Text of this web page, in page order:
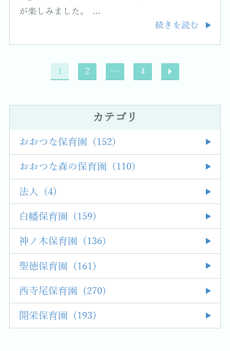
が楽しみました。 ...
続きを読む
1 2 … 4
カテゴリ
おおつな保育園 (152)
おおつな森の保育園 (110)
法人 (4)
白幡保育園 (159)
神ノ木保育園 (136)
聖徳保育園 (161)
西寺尾保育園 (270)
開栄保育園 (193)